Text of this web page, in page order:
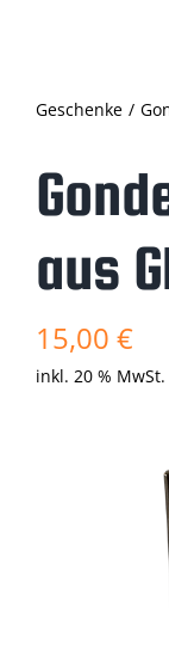
Geschenke
aus
15,00 €
inkl. 20 % MwSt.